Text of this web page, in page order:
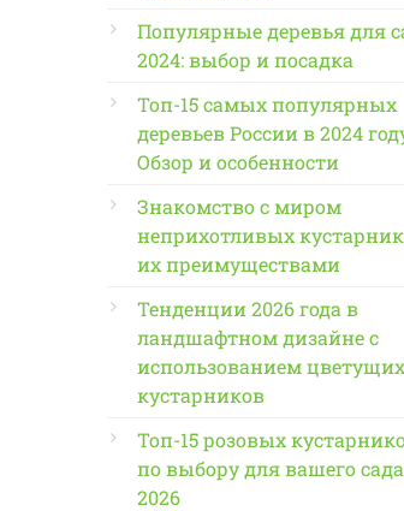
Популярные деревья для
2024: выбор и посадка
Топ-15 самых популярных
деревьев России в 2024
Обзор и особенности
Знакомство с миром
неприхотливых
их преимуществами
Тенденции 2026 года в
ландшафтном дизайне с
использованием цветущих
кустарников
Топ-15 розовых
по выбору для вашего
2026